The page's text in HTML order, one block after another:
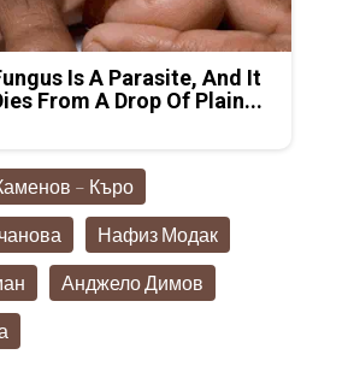
Is A Parasite, And It
From A Drop Of Plain...
– Къро
Нафиз Модак
Анджело Димов